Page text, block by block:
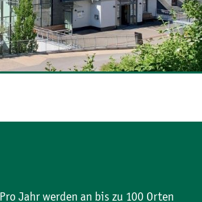
Jahr werden an bis zu 100 Orten